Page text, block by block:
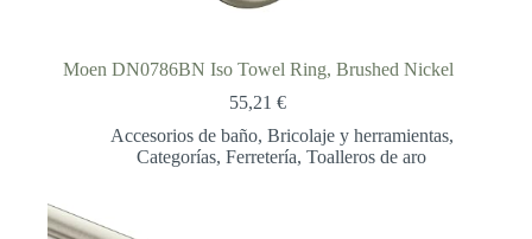
Moen DN0786BN Iso Towel Ring, Brushed Nickel
55,21€
Accesorios de baño, Bricolaje y herramientas,
Categorías,Ferretería,Toalleros de aro